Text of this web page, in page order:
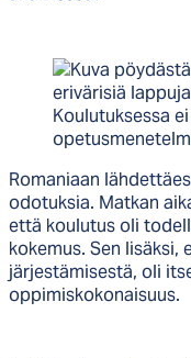
Koulutuksessa
Romaniaan
odotuksia. Matkan
että koulutus oli
kokemus. Sen
järjestämisestä, oli
oppimiskokonaisuus.